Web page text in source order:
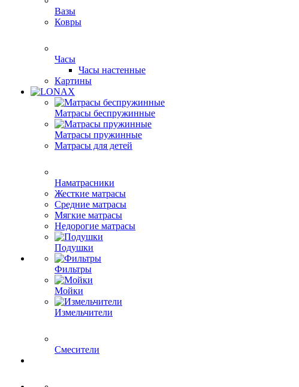
Вазы
Ковры
Часы
Часы настенные
Картины
Матрасы беспружинные
Матрасы пружинные
Матрасы для детей
Наматрасники
Жесткие матрасы
Средние матрасы
Мягкие матрасы
Недорогие матрасы
Подушки
Фильтры
Мойки
Измельчители
Смесители